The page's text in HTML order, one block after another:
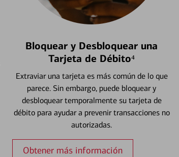
Bloquear y Desbloquear una
Tarjeta de Débito⁴
Extraviar una tarjeta es más común de lo que
parece. Sin embargo, puede bloquear y
desbloquear temporalmente su tarjeta de
débito para ayudar a prevenir transacciones no
autorizadas.
Obtener más información